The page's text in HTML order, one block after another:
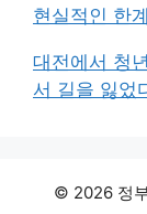
현실적인 한
대전에서 청
서 길을 잃었
© 2026 정